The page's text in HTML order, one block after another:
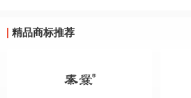
精品商标推荐